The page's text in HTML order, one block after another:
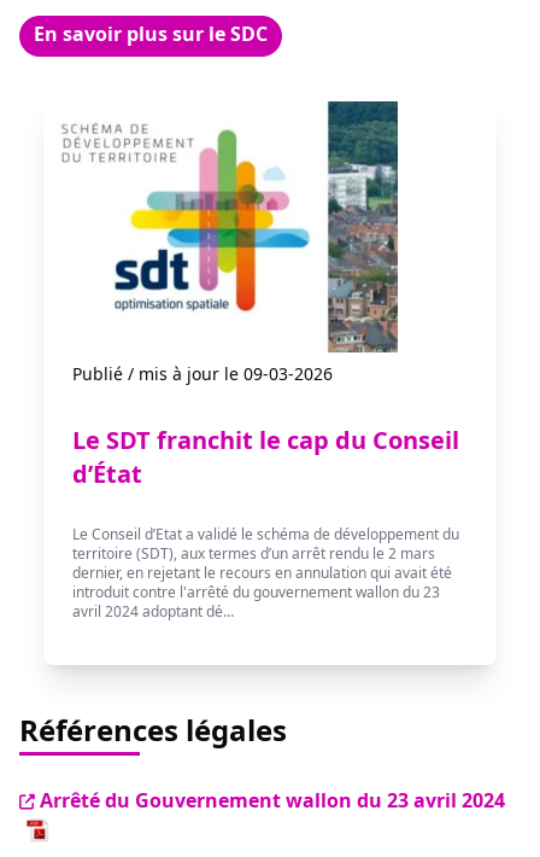
En savoir plus sur le SDC
Publié / mis à jour le 09-03-2026
Le SDT franchit le cap du Conseil
d’État
Le Conseil d’Etat a validé le schéma de développement du
territoire (SDT), aux termes d’un arrêt rendu le 2 mars
dernier, en rejetant le recours en annulation qui avait été
introduit contre l'arrêté du gouvernement wallon du 23
avril 2024 adoptant dé…
Références légales
Arrêté du Gouvernement wallon du 23 avril 2024